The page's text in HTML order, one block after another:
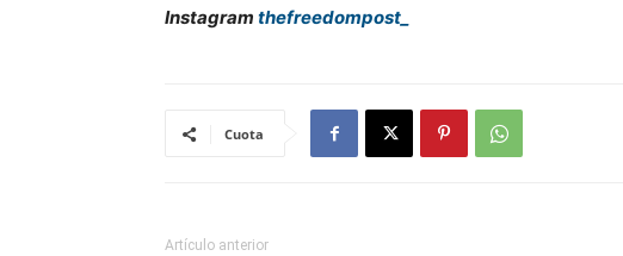
Instagram thefreedompost_
Cuota
Artículo anterior